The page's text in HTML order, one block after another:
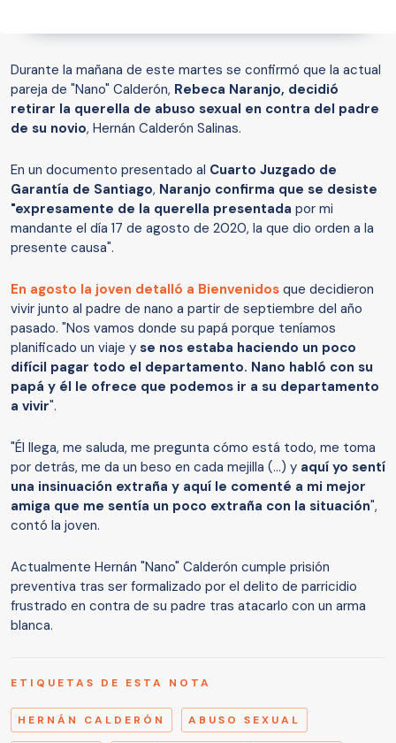
Durante la mañana de este martes se confirmó que la actual
pareja de "Nano" Calderón, Rebeca Naranjo, decidió
retirar la querella de abuso sexual en contra del padre
de su novio, Hernán Calderón Salinas.
En un documento presentado al Cuarto Juzgado de
Garantía de Santiago, Naranjo confirma que se desiste
"expresamente de la querella presentada por mi
mandante el día 17 de agosto de 2020, la que dio orden a la
presente causa".
En agosto la joven detalló a Bienvenidos que decidieron
vivir junto al padre de nano a partir de septiembre del año
pasado. "Nos vamos donde su papá porque teníamos
planificado un viaje y se nos estaba haciendo un poco
difícil pagar todo el departamento. Nano habló con su
papá y él le ofrece que podemos ir a su departamento
a vivir".
"Él llega, me saluda, me pregunta cómo está todo, me toma
por detrás, me da un beso en cada mejilla (…) y aquí yo sentí
una insinuación extraña y aquí le comenté a mi mejor
amiga que me sentía un poco extraña con la situación",
contó la joven.
Actualmente Hernán "Nano" Calderón cumple prisión
preventiva tras ser formalizado por el delito de parricidio
frustrado en contra de su padre tras atacarlo con un arma
blanca.
ETIQUETAS DE ESTA NOTA
HERNÁN CALDERÓN ABUSO SEXUAL